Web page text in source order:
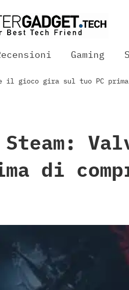
Gaming
il gioco gira sul tuo PC
Steam:
di